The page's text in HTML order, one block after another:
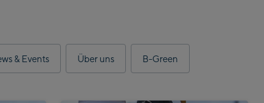
& Events Über uns B-Green